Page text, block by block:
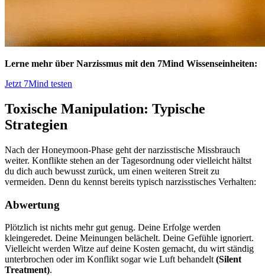
Lerne mehr über Narzissmus mit den 7Mind Wissenseinheiten:
Jetzt 7Mind testen
Toxische Manipulation: Typische
Strategien
Nach der Honeymoon-Phase geht der narzisstische Missbrauch
weiter. Konflikte stehen an der Tagesordnung oder vielleicht hältst
du dich auch bewusst zurück, um einen weiteren Streit zu
vermeiden. Denn du kennst bereits typisch narzisstisches Verhalten:
Abwertung
Plötzlich ist nichts mehr gut genug. Deine Erfolge werden
kleingeredet. Deine Meinungen belächelt. Deine Gefühle ignoriert.
Vielleicht werden Witze auf deine Kosten gemacht, du wirt ständig
unterbrochen oder im Konflikt sogar wie Luft behandelt (Silent
Treatment).